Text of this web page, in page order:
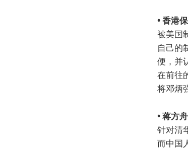
• 香港
被美国
自己的
便，并
在前往
将邓炳
• 蒋方
针对清
而中国